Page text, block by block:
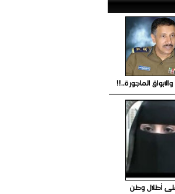
الماجورة..!!
أطلال وطن